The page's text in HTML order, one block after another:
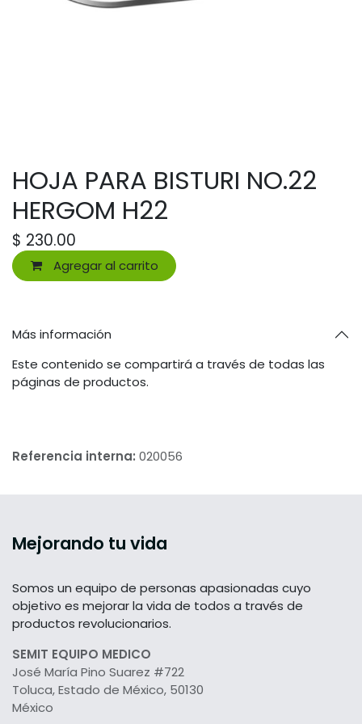
HOJA PARA BISTURI NO.22
HERGOM H22
$ 230.00
Agregar al carrito
Más información
Este contenido se compartirá a través de todas las
páginas de productos.
Referencia interna: 020056
Mejorando tu vida
Somos un equipo de personas apasionadas cuyo
objetivo es mejorar la vida de todos a través de
productos revolucionarios.
SEMIT EQUIPO MEDICO
José María Pino Suarez #722
Toluca, Estado de México, 50130
México